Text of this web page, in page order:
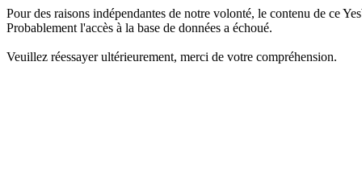
Pour des raisons indépendantes de notre volonté, le contenu de ce
Probablement l'accès à la base de données a échoué.
Veuillez réessayer ultérieurement, merci de votre compréhension.